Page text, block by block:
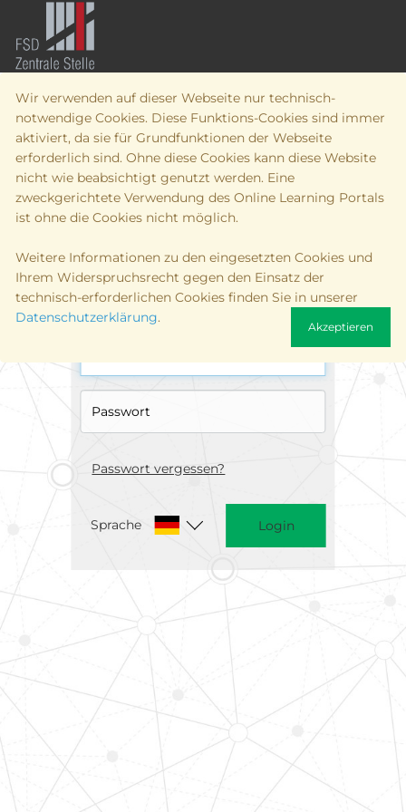
WISSEN –
BEGEISTERN –
PRÜFEN
Passwort vergessen?
Sprache Login
Wir verwenden auf dieser Webseite nur technisch-
notwendige Cookies. Diese Funktions-Cookies sind immer
aktiviert, da sie für Grundfunktionen der Webseite
erforderlich sind. Ohne diese Cookies kann diese Website
nicht wie beabsichtigt genutzt werden. Eine
zweckgerichtete Verwendung des Online Learning Portals
ist ohne die Cookies nicht möglich.
Weitere Informationen zu den eingesetzten Cookies und
Ihrem Widerspruchsrecht gegen den Einsatz der
technisch-erforderlichen Cookies finden Sie in unserer
Datenschutzerklärung.
Akzeptieren